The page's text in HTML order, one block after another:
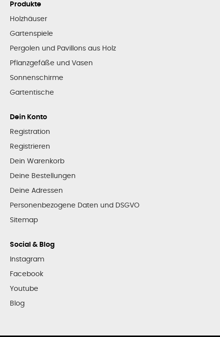
Produkte
Holzhäuser
Gartenspiele
Pergolen und Pavillons aus Holz
Pflanzgefäße und Vasen
Sonnenschirme
Gartentische
Dein Konto
Registration
Registrieren
Dein Warenkorb
Deine Bestellungen
Deine Adressen
Personenbezogene Daten und DSGVO
Sitemap
Social & Blog
Instagram
Facebook
Youtube
Blog